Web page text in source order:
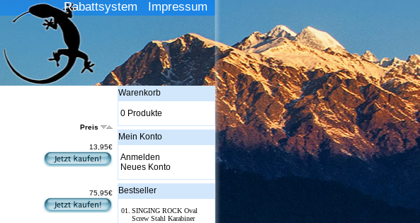
Rabattsystem Impressum
Preis
13,95€
75,95€
Warenkorb
0 Produkte
Mein Konto
Anmelden
Neues Konto
Bestseller
01.
SINGING ROCK Oval
Screw Stahl Karabiner